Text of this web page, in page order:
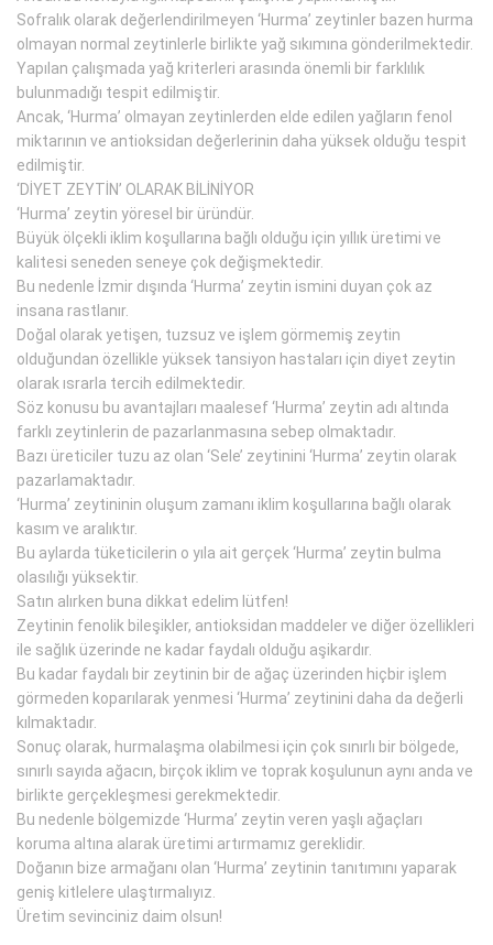
Sofralık olarak değerlendirilmeyen ‘Hurma’ zeytinler bazen hurma
olmayan normal zeytinlerle birlikte yağ sıkımına gönderilmektedir.
Yapılan çalışmada yağ kriterleri arasında önemli bir farklılık
bulunmadığı tespit edilmiştir.
Ancak, ‘Hurma’ olmayan zeytinlerden elde edilen yağların fenol
miktarının ve antioksidan değerlerinin daha yüksek olduğu tespit
edilmiştir.
‘DİYET ZEYTİN’ OLARAK BİLİNİYOR
‘Hurma’ zeytin yöresel bir üründür.
Büyük ölçekli iklim koşullarına bağlı olduğu için yıllık üretimi ve
kalitesi seneden seneye çok değişmektedir.
Bu nedenle İzmir dışında ‘Hurma’ zeytin ismini duyan çok az
insana rastlanır.
Doğal olarak yetişen, tuzsuz ve işlem görmemiş zeytin
olduğundan özellikle yüksek tansiyon hastaları için diyet zeytin
olarak ısrarla tercih edilmektedir.
Söz konusu bu avantajları maalesef ‘Hurma’ zeytin adı altında
farklı zeytinlerin de pazarlanmasına sebep olmaktadır.
Bazı üreticiler tuzu az olan ‘Sele’ zeytinini ‘Hurma’ zeytin olarak
pazarlamaktadır.
‘Hurma’ zeytininin oluşum zamanı iklim koşullarına bağlı olarak
kasım ve aralıktır.
Bu aylarda tüketicilerin o yıla ait gerçek ‘Hurma’ zeytin bulma
olasılığı yüksektir.
Satın alırken buna dikkat edelim lütfen!
Zeytinin fenolik bileşikler, antioksidan maddeler ve diğer özellikleri
ile sağlık üzerinde ne kadar faydalı olduğu aşikardır.
Bu kadar faydalı bir zeytinin bir de ağaç üzerinden hiçbir işlem
görmeden koparılarak yenmesi ‘Hurma’ zeytinini daha da değerli
kılmaktadır.
Sonuç olarak, hurmalaşma olabilmesi için çok sınırlı bir bölgede,
sınırlı sayıda ağacın, birçok iklim ve toprak koşulunun aynı anda ve
birlikte gerçekleşmesi gerekmektedir.
Bu nedenle bölgemizde ‘Hurma’ zeytin veren yaşlı ağaçları
koruma altına alarak üretimi artırmamız gereklidir.
Doğanın bize armağanı olan ‘Hurma’ zeytinin tanıtımını yaparak
geniş kitlelere ulaştırmalıyız.
Üretim sevinciniz daim olsun!